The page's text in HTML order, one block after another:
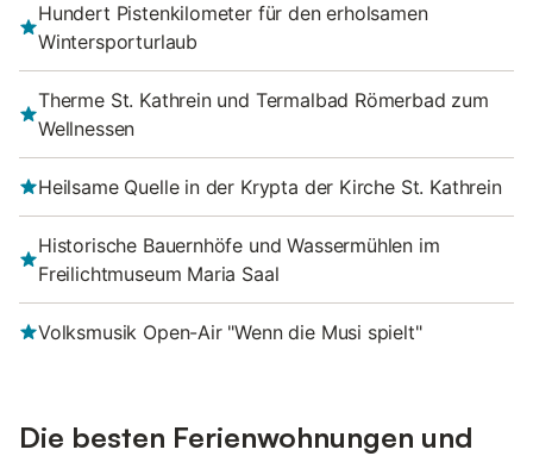
Hundert Pistenkilometer für den erholsamen
Wintersporturlaub
Therme St. Kathrein und Termalbad Römerbad zum
Wellnessen
Heilsame Quelle in der Krypta der Kirche St. Kathrein
Historische Bauernhöfe und Wassermühlen im
Freilichtmuseum Maria Saal
Volksmusik Open-Air "Wenn die Musi spielt"
Die besten Ferienwohnungen und